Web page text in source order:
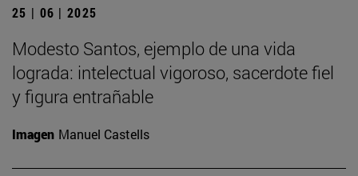
25 | 06 | 2025
Modesto Santos, ejemplo de una vida
lograda: intelectual vigoroso, sacerdote fiel
y figura entrañable
Imagen Manuel Castells